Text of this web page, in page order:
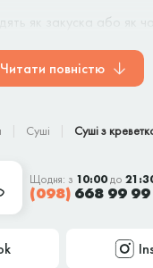
як закуска або як
по Дніпру або
і зручно відKotoSushi
Читати повністю
Суші Суші з
Щодня: з 10:00до
(098) 668 99 99